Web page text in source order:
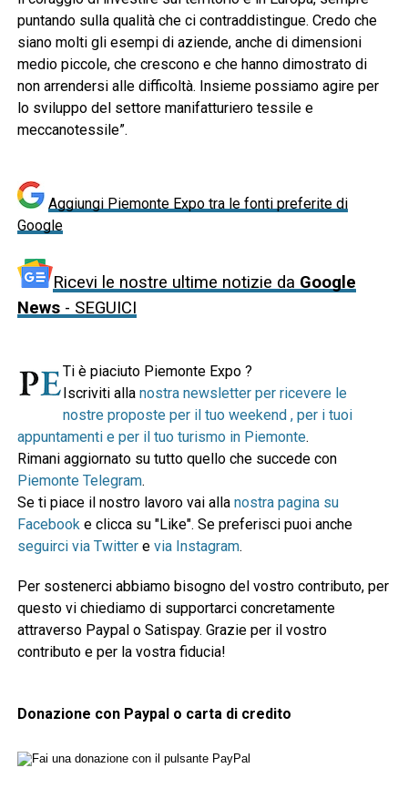
puntando sulla qualità che ci contraddistingue. Credo che
siano molti gli esempi di aziende, anche di dimensioni
medio piccole, che crescono e che hanno dimostrato di
non arrendersi alle difficoltà. Insieme possiamo agire per
lo sviluppo del settore manifatturiero tessile e
meccanotessile”.
Aggiungi Piemonte Expo tra le fonti preferite di
Google
Ricevi le nostre ultime notizie da Google
News- SEGUICI
Ti è piaciuto Piemonte Expo ?
Iscriviti alla nostra newsletter per ricevere le
nostre proposte per il tuo weekend , per i tuoi
appuntamenti e per il tuo turismo in Piemonte.
Rimani aggiornato su tutto quello che succede con
Piemonte Telegram.
Se ti piace il nostro lavoro vai alla nostra pagina su
Facebooke clicca su "Like". Se preferisci puoi anche
seguirci via Twittere via Instagram.
Per sostenerci abbiamo bisogno del vostro contributo, per
questo vi chiediamo di supportarci concretamente
attraverso Paypal o Satispay. Grazie per il vostro
contributo e per la vostra fiducia!
Donazione con Paypal o carta di credito